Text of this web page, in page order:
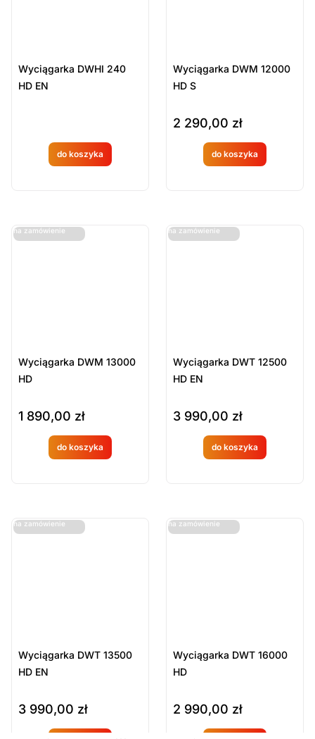
Wyciągarka DWHI 240
HD EN
do koszyka
Produkt
na
zamówien
Wyciągarka DWM 12000
HD S
2 290,00 zł
do koszyka
Produkt
na
zamówien
na zamówienie
ostatnie sztuki
Wyciągarka DWM 13000
HD
1 890,00 zł
do koszyka
Produkt
na
zamówien
na zamówienie
ostatnie sztuki
Wyciągarka DWT 12500
HD EN
3 990,00 zł
do koszyka
Produkt
na
zamówien
na zamówienie
ostatnie sztuki
Wyciągarka DWT 13500
HD EN
3 990,00 zł
na zamówienie
ostatnie sztuki
Wyciągarka DWT 16000
HD
2 990,00 zł